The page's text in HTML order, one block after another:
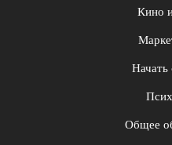
Кино
Начать
Общее